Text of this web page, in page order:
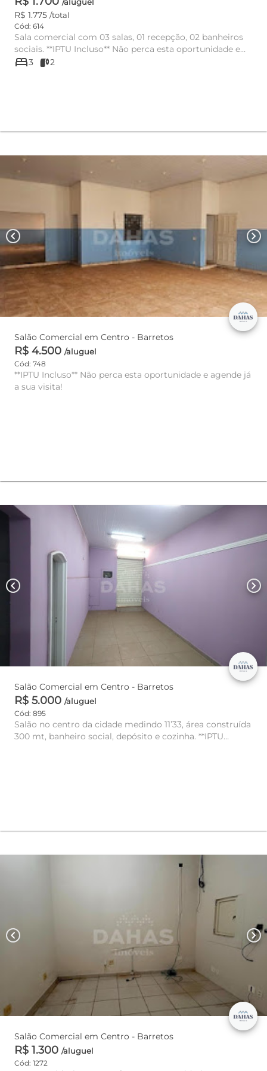
R$ 1.775 /total
Cód: 614
Sala comercial com 03 salas, 01 recepção, 02 banheiros
sociais. **IPTU Incluso** Não perca esta oportunidade e
agende ...
bed3 2
chevron_left chevron_right
Salão Comercial em Centro - Barretos
R$ 4.500 /aluguel
Cód: 748
**IPTU Incluso** Não perca esta oportunidade e agende já
a sua visita!
chevron_left chevron_right
Salão Comercial em Centro - Barretos
R$ 5.000 /aluguel
Cód: 895
Salão no centro da cidade medindo 11’33, área construída
300 mt, banheiro social, depósito e cozinha. **IPTU
chevron_left chevron_right
Salão Comercial em Centro - Barretos
R$ 1.300 /aluguel
Cód: 1272